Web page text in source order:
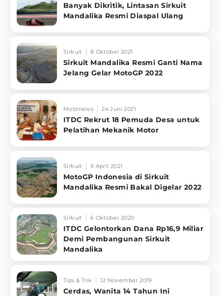
Banyak Dikritik, Lintasan Sirkuit
Mandalika Resmi Diaspal Ulang
Sirkuit 8 Oktober 2021
Sirkuit Mandalika Resmi Ganti Nama
Jelang Gelar MotoGP 2022
Motonews 24 Juni 2021
ITDC Rekrut 18 Pemuda Desa untuk
Pelatihan Mekanik Motor
Sirkuit 9 April 2021
MotoGP Indonesia di Sirkuit
Mandalika Resmi Bakal Digelar 2022
Sirkuit 6 Oktober 2020
ITDC Gelontorkan Dana Rp16,9 Miliar
Demi Pembangunan Sirkuit
Mandalika
Tips & Trik 12 November 2019
Cerdas, Wanita 14 Tahun Ini